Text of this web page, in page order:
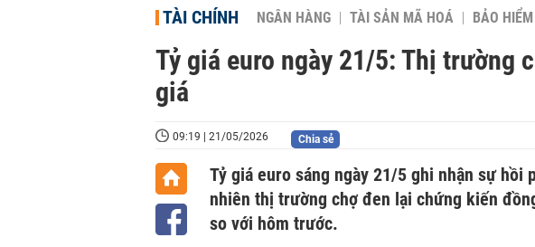
TÀI CHÍNH NGÂN HÀNG TÀI SẢN MÃ HOÁ BẢO HIỂM
Tỷ giá euro ngày 21/5: Thị trường
giá
09:19 | 21/05/2026 Chia sẻ
Tỷ giá euro sáng ngày 21/5 ghi nhận sự hồi
nhiên thị trường chợ đen lại chứng kiến
so với hôm trước.